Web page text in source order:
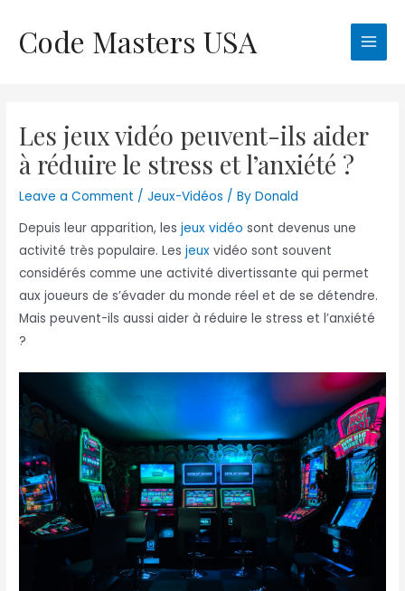
content
Code Masters USA
Main
Les jeux vidéo peuvent-ils aider
à réduire le stress et l’anxiété ?
Leave a Comment /Jeux-Vidéos / ByDonald
Depuis leur apparition, lesjeux vidéo sont devenus une
activité très populaire. Lesjeux vidéo sont souvent
considérés comme une activité divertissante qui permet
aux joueurs de s’évader du monde réel et de se détendre.
Mais peuvent-ils aussi aider à réduire le stress et l’anxiété
?